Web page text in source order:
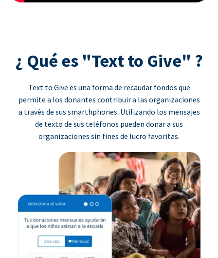
¿ Qué es "Text to Give" ?
Text to Give es una forma de recaudar fondos que
permite a los donantes contribuir a las organizaciones
a través de sus smarthphones. Utilizando los mensajes
de texto de sus teléfonos pueden donar a sus
organizaciones sin fines de lucro favoritas.